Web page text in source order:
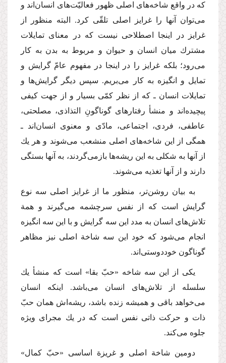
كه در واقع شاخه‌های اصلی ظهور فعالیّت‌های انسان‌اند و
می‌توان آنها را غرایز اصلی تلقّی كرد. البته منظور از
غرایز در اینجا اصطلاحی نیست كه در معنای تمایلات
مشترك میان انسان و حیوان و مربوط به بدن به كار
می‌رود؛ بلكه غرایز را در اینجا در مفهوم عامّ گرایش و
تمایل و انگیزه به كار می‌بریم. سپس دیگر گرایش‌ها و
تمایلات انسان ـ كه از نظر كمّی بسیار و از جهت كیفی
پیچیده‌اند و منشأ رفتارهای گوناگونِ التذاذی، مصلحتی،
عاطفی، فردی، اجتماعی، مادّی و معنوی انسان‌اند ـ
همگی از این شاخه‌های اصلی منشعب می‌شوند و هر یك
از آنها به شكلی به این ریشه‌ها بازمی‌گردند، به آنها بستگی
دارند و از آنها تغذیه می‌شوند.
به بیان روشن‌تر، منظور ما از غرایز اصلی سه نوع
گرایش است كه از نفس سرچشمه می‌گیرند و همة
تلاش‌های انسان به مدد این سه گرایش و با این سه انگیزه
انجام می‌شود كه خود این سه شاخة اصلی نیز مظاهر
گوناگون خوددوستی‌اند.
یكی از این سه شاخه «حبّ بقا» است كه منشأ یك
سلسله از تلاش‌های انسان می‌باشد. اینكه انسان
می‌خواهد باقی و همیشه زنده باشد، ریشه‌اش همان حبّ
ذات و حركت ذاتی نفس است كه در یك مجرای ویژه
جلوه می‌كند.
دومین شاخة اصلی و غریزة اساسی «حبّ كمال»